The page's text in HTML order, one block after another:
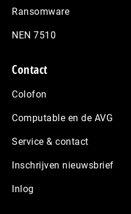
Ransomware
NEN 7510
Contact
Colofon
Computable en de AVG
Service & contact
Inschrijven nieuwsbrief
Inlog